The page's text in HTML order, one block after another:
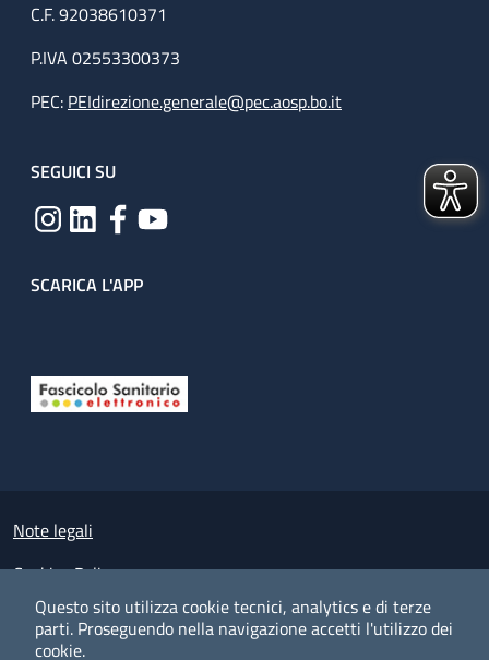
Questo sito utilizza cookie tecnici, analytics e di terze
parti. Proseguendo nella navigazione accetti l'utilizzo dei
cookie.
C.F. 92038610371
P.IVA 02553300373
PEC: PEIdirezione.generale@pec.aosp.bo.it
SEGUICI SU
SCARICA L'APP
Small prints
Note legali
Cookies Policy
Policy privacy e protezione del dato personale